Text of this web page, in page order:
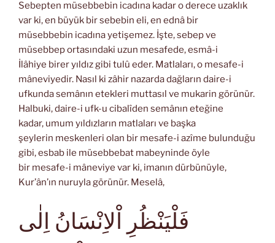
Sebepten müsebbebin icadına kadar o derece uzaklık
var ki, en büyük bir sebebin eli, en ednâ bir
müsebbebin icadına yetişemez. İşte, sebep ve
müsebbep ortasındaki uzun mesafede, esmâ-i
İlâhiye birer yıldız gibi tulû eder. Matlaları, o mesafe-i
mâneviyedir. Nasıl ki zâhir nazarda dağların daire-i
ufkunda semânın etekleri muttasıl ve mukarin görünür.
Halbuki, daire-i ufk-u cibalîden semânın eteğine
kadar, umum yıldızların matlaları ve başka
şeylerin meskenleri olan bir mesafe-i azîme bulunduğu
gibi, esbab ile müsebbebat mabeyninde öyle
bir mesafe-i mâneviye var ki, imanın dürbünüyle,
Kur’ân’ın nuruyla görünür. Meselâ,
فَلْيَنْظُرِ اْلاِنْسَانُ اِلٰى